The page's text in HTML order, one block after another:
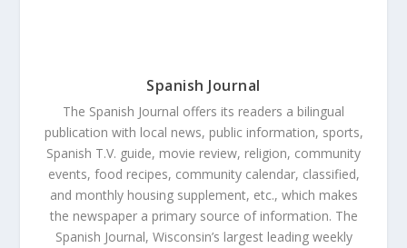
Spanish Journal
The Spanish Journal offers its readers a bilingual
publication with local news, public information, sports,
Spanish T.V. guide, movie review, religion, community
events, food recipes, community calendar, classified,
and monthly housing supplement, etc., which makes
the newspaper a primary source of information. The
Spanish Journal, Wisconsin’s largest leading weekly